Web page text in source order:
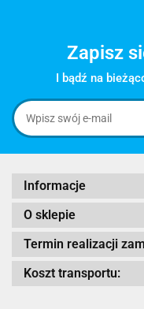
Zapisz
I bądź na
Informacje
O sklepie
Termin realizacji
Koszt transportu: